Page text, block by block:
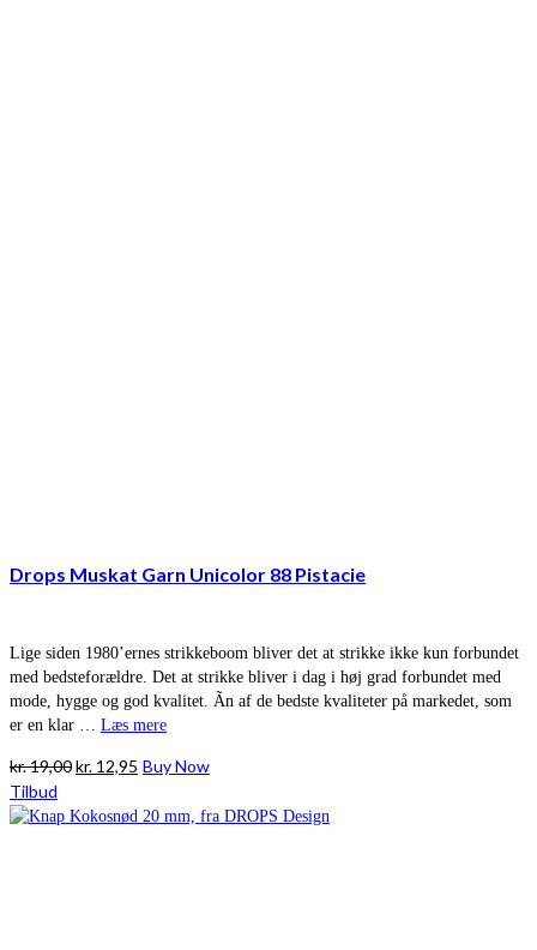
Drops Muskat Garn Unicolor 88 Pistacie
Lige siden 1980’ernes strikkeboom bliver det at strikke ikke kun forbundet
med bedsteforældre. Det at strikke bliver i dag i høj grad forbundet med
mode, hygge og god kvalitet. Ãn af de bedste kvaliteter på markedet, som
er en klar … Læs mere
kr.19,00Den
pris
kr. 12,95 Den
pris
Buy Now
Tilbud